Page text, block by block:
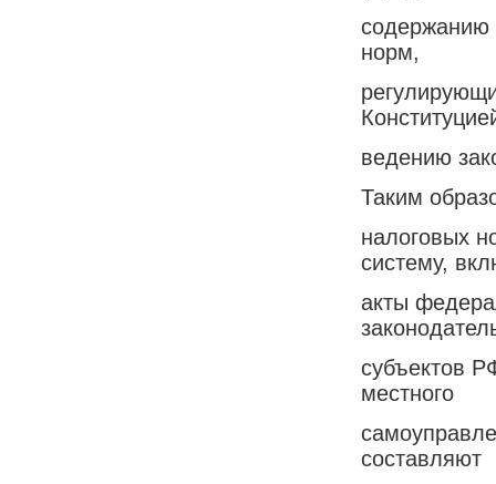
содержанию
норм,
ведению
Таким
налоговых
систему,
акты
субъектов
местного
составляют